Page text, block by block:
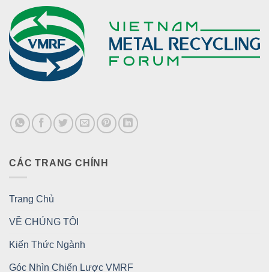
CÁC TRANG CHÍNH
Trang Chủ
VỀ CHÚNG TÔI
Kiến Thức Ngành
Góc Nhìn Chiến Lược VMRF